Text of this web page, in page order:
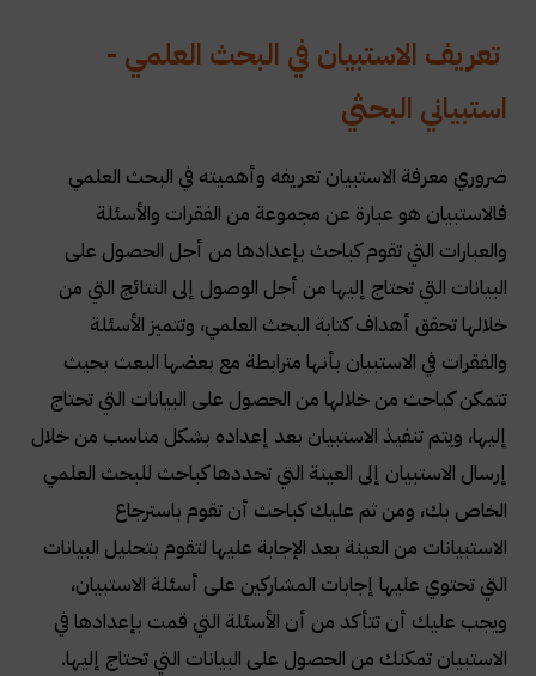
تعريف الاستبيان في البحث العلمي -
استبياني البحثي
ضروري معرفة الاستبيان تعريفه وأهميته في البحث العلمي
فالاستبيان هو عبارة عن مجموعة من الفقرات والأسئلة
والعبارات التي تقوم كباحث بإعدادها من أجل الحصول على
البيانات التي تحتاج إليها من أجل الوصول إلى النتائج التي من
خلالها تحقق أهداف كتابة البحث العلمي، وتتميز الأسئلة
والفقرات في الاستبيان بأنها مترابطة مع بعضها البعث بحيث
تتمكن كباحث من خلالها من الحصول على البيانات التي تحتاج
إليها، ويتم تنفيذ الاستبيان بعد إعداده بشكل مناسب من خلال
إرسال الاستبيان إلى العينة التي تحددها كباحث للبحث العلمي
الخاص بك، ومن ثم عليك كباحث أن تقوم باسترجاع
الاستبيانات من العينة بعد الإجابة عليها لتقوم بتحليل البيانات
التي تحتوي عليها إجابات المشاركين على أسئلة الاستبيان،
ويجب عليك أن تتأكد من أن الأسئلة التي قمت بإعدادها في
الاستبيان تمكنك من الحصول على البيانات التي تحتاج إليها.